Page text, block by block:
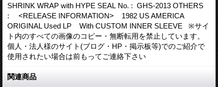
SHRINK WRAP with HYPE SEAL No. : GHS-2013 OTHERS
: <RELEASE INFORMATION> 1982 US AMERICA
ORIGINAL Used LP With CUSTOM INNER SLEEVE ※サイ
ト内のすべての画像のコピー・無断転用を禁止しています。
個人・法人様のサイト(ブログ・HP・掲示板等)でのご紹介で
使用されたい場合は前もってご連絡下さい
関連商品